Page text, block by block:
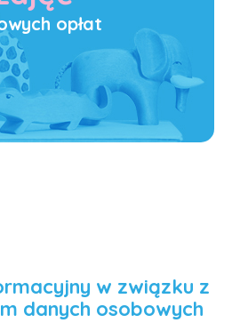
opłat
w związku z
danych osobowych